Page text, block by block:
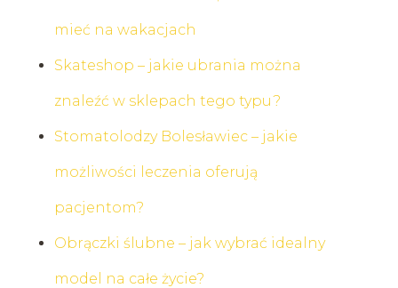
mieć na wakacjach
Skateshop – jakie ubrania można
znaleźć w sklepach tego typu?
Stomatolodzy Bolesławiec – jakie
możliwości leczenia oferują
pacjentom?
Obrączki ślubne – jak wybrać idealny
model na całe życie?